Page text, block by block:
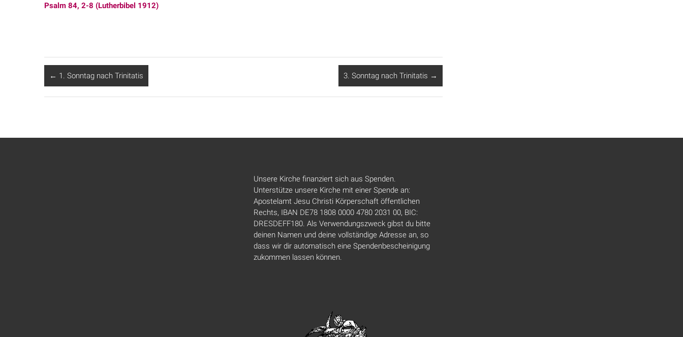
Psalm 84, 2-8 (Lutherbibel 1912)
← 1. Sonntag nach Trinitatis 3. Sonntag nach Trinitatis →
Unsere Kirche finanziert sich aus Spenden.
Unterstütze unsere Kirche mit einer Spende an:
Apostelamt Jesu Christi Körperschaft öffentlichen
Rechts, IBAN DE78 1808 0000 4780 2031 00, BIC:
DRESDEFF180. Als Verwendungszweck gibst du bitte
deinen Namen und deine vollständige Adresse an, so
dass wir dir automatisch eine Spendenbescheinigung
zukommen lassen können.